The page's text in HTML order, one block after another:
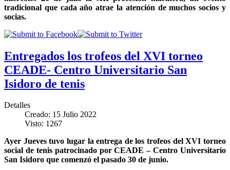
tradicional que cada año atrae la atención de muchos socios y
socias.
Entregados los trofeos del XVI torneo
CEADE- Centro Universitario San
Isidoro de tenis
Detalles
Creado: 15 Julio 2022
Visto: 1267
Ayer Jueves tuvo lugar la entrega de los trofeos del XVI torneo
social de tenis patrocinado por CEADE – Centro Universitario
San Isidoro que comenzó el pasado 30 de junio.